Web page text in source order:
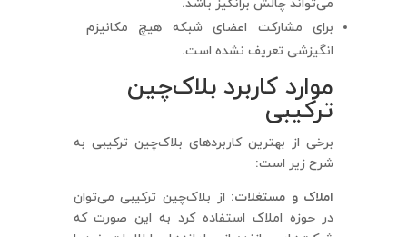
می‌تواند چالش برانگیز باشد.
برای مشارکت اعضای شبکه هیچ مکانیزم
انگیزشی تعریف نشده است.
موارد کاربرد بلاک‌چین
ترکیبی
برخی از بهترین کاربردهای بلاک‌چین ترکیبی به
شرح زیر است:
املاک و مستغلات: از بلاک‌چین ترکیبی می‌توان
در حوزه املاک استفاده کرد به این صورت که